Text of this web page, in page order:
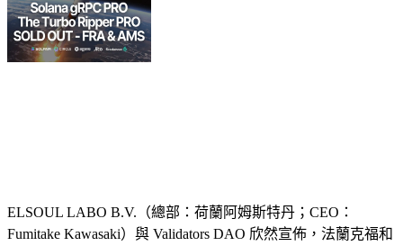
ELSOUL LABO B.V.（總部：荷蘭阿姆斯特丹；CEO：
Fumitake Kawasaki）與 Validators DAO 欣然宣佈，法蘭克福和